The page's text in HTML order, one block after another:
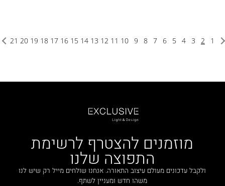
1
2
3
4
5
6
7
8
9
10
11
12
13
14
15
16
17
18
19
20
21
מוזמנים להצטרף לרשימת
התפוצה שלנו
ולקבל עדכונים מעולם עיצוב התאורה. אנחנו שולחים מייל רק שיש לנו
משהו חדש ומעניין לשתף.